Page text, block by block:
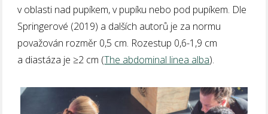
v oblasti nad pupíkem, v pupíku nebo pod pupíkem. Dle
Springerové (2019) a dalších autorů je za normu
považován rozměr 0,5 cm. Rozestup 0,6-1,9 cm
a diastáza je ≥2 cm (The abdominal linea alba).